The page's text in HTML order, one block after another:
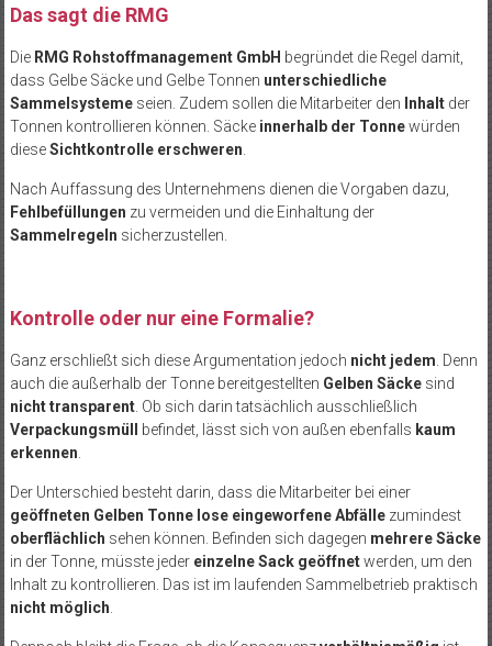
Das sagt die RMG
Die RMG Rohstoffmanagement GmbH begründet die Regel damit,
dass Gelbe Säcke und Gelbe Tonnen unterschiedliche
Sammelsystemeseien. Zudem sollen die Mitarbeiter den Inhaltder
Tonnen kontrollieren können. Säcke innerhalb der Tonnewürden
dieseSichtkontrolle erschweren
Nach Auffassung des Unternehmens dienen die Vorgaben dazu,
Fehlbefüllungen zu vermeiden und die Einhaltung der
Sammelregeln sicherzustellen.
Kontrolle oder nur eine Formalie?
Ganz erschließt sich diese Argumentation jedoch nicht jedem . Denn
auch die außerhalb der Tonne bereitgestellten Gelben Säckesind
nicht transparent. Ob sich darin tatsächlich ausschließlich
Verpackungsmüll befindet, lässt sich von außen ebenfalls kaum
erkennen
Der Unterschied besteht darin, dass die Mitarbeiter bei einer
geöffneten Gelben Tonne lose eingeworfene Abfällezumindest
oberflächlich sehen können. Befinden sich dagegen mehrere Säcke
in der Tonne, müsste jeder einzelne Sack geöffnetwerden, um den
Inhalt zu kontrollieren. Das ist im laufenden Sammelbetrieb praktisch
nicht möglich